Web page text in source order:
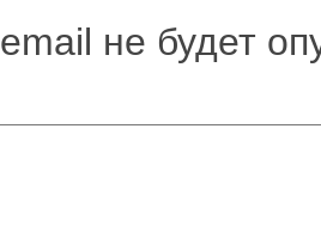
не будет